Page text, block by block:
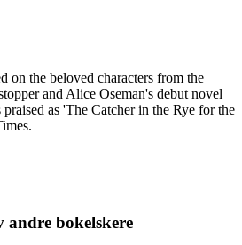
on the beloved characters from the
and Alice Oseman's debut novel
as 'The Catcher in the Rye for the
andre bokelskere